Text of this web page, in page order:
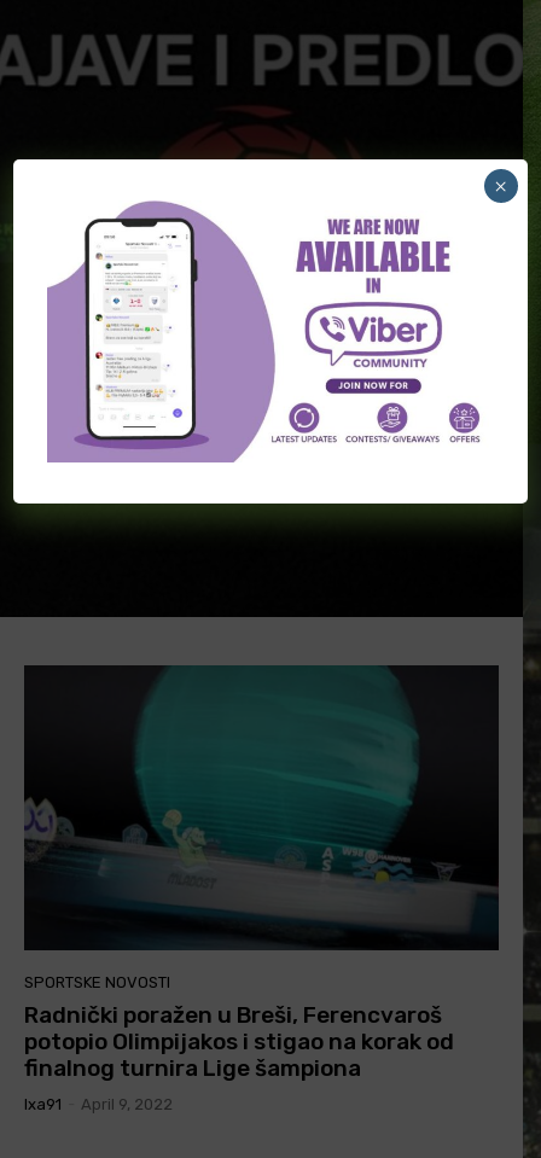
FUDBAL
[PREMIUM] Superliga Srbije 02. Avgust
Konoplyanka 91 August 2, 2026
SPORTSKE NOVOSTI
Radnički poražen u Breši, Ferencvaroš
potopio Olimpijakos i stigao na korak od
finalnog turnira Lige šampiona
Ixa91 April 9, 2022
×